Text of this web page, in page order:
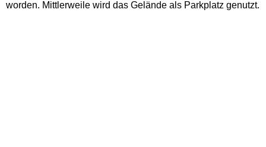
worden. Mittlerweile wird das Gelände als Parkplatz genutzt.